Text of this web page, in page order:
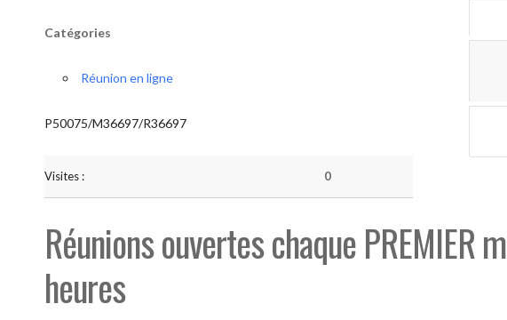
Catégories
Réunion en ligne
P50075/M36697/R36697
Visites : 0
Réunions ouvertes chaque PREMIER
heures